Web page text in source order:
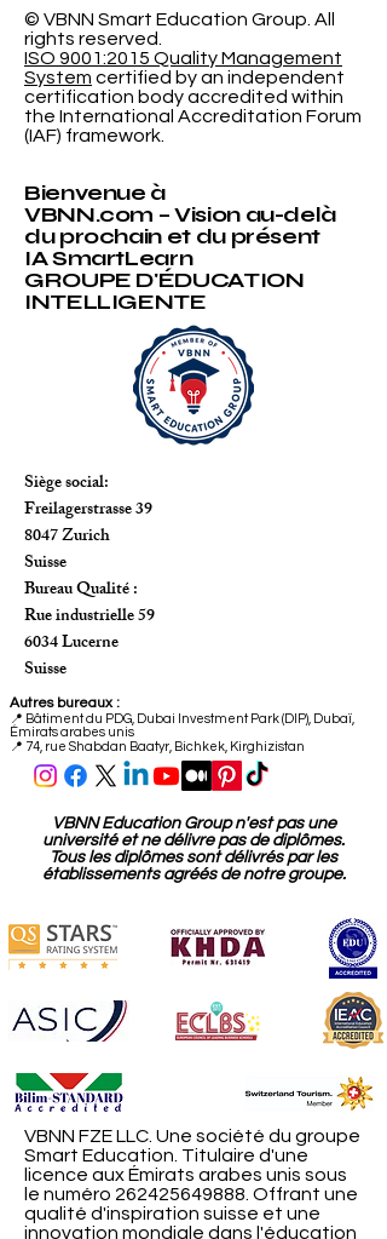
© VBNN Smart Education Group. All
rights reserved.
ISO 9001:2015 Quality Management
System certified by an independent
certification body accredited within
the International Accreditation Forum
(IAF) framework.
Bienvenue à
VBNN.com – Vision au-delà
du prochain et du présent
IA SmartLearn
GROUPE D'ÉDUCATION
INTELLIGENTE
Siège social:
Freilagerstrasse 39
8047 Zurich
Suisse
Bureau Qualité :
Rue industrielle 59
6034 Lucerne
Suisse
Autres bureaux :
📍 Bâtiment du PDG, Dubai Investment Park (DIP), Dubaï,
Émirats arabes unis
📍 74, rue Shabdan Baatyr, Bichkek, Kirghizistan
VBNN Education Group n'est pas une
université et ne délivre pas de diplômes.
Tous les diplômes sont délivrés par les
établissements agréés de notre groupe.
VBNN FZE LLC. Une société du groupe
Smart Education. Titulaire d'une
licence aux Émirats arabes unis sous
le numéro 262425649888. Offrant une
qualité d'inspiration suisse et une
innovation mondiale dans l'éducation